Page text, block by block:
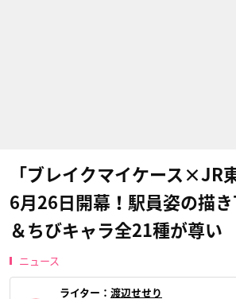
「ブレイクマイケース×JR
6月26日開幕！駅員姿の描
＆ちびキャラ全21種が尊い
ニュース
ライター： 渡辺せせり